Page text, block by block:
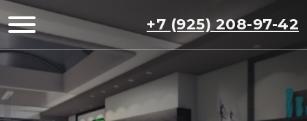
+7 (925) 208-97-42